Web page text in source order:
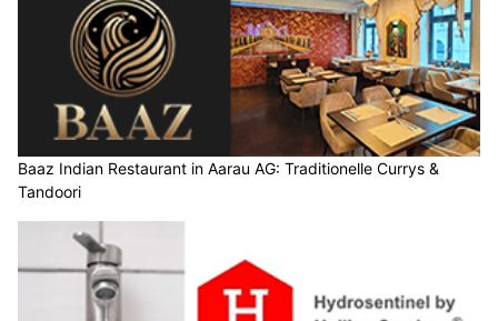
Baaz Indian Restaurant in Aarau AG: Traditionelle Currys &
Tandoori